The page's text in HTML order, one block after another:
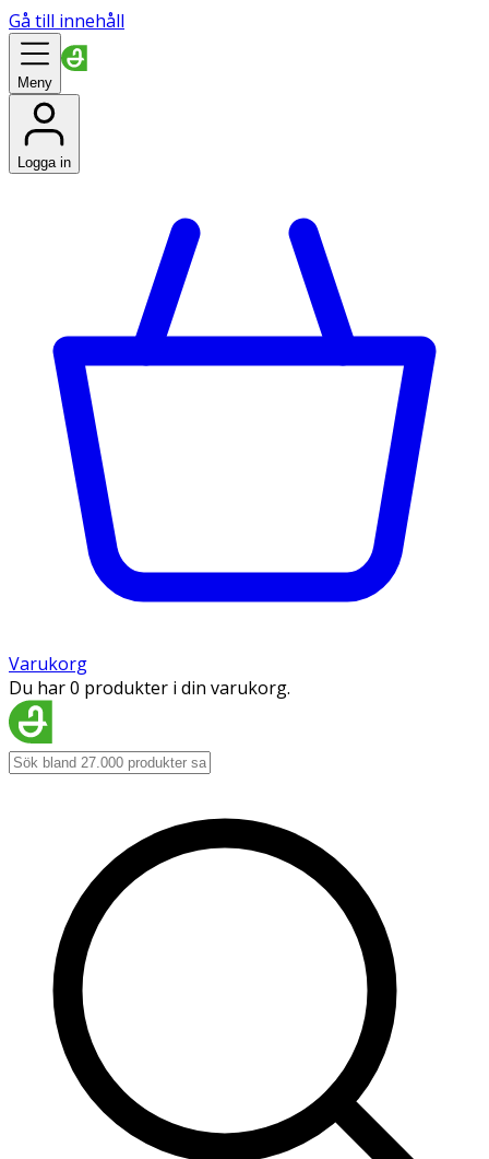
Gå till innehåll
Meny
Logga in
Varukorg
Du har 0 produkter i din varukorg.